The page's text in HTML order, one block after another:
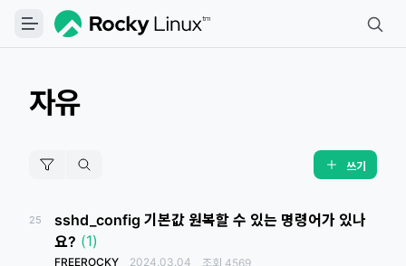
자유
쓰기
25
sshd_config 기본값 원복할 수 있는 명령어가 있나
요? (1)
FREEROCKY 2024.03.04 조회 4569